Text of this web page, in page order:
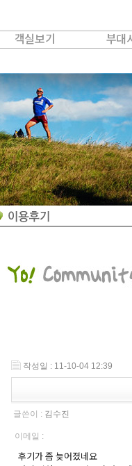
객실보기
Good!Rooms
부대
Nice!
작성일 : 11-10-04 12:39
글쓴이 : 김수진
이메일 :
후기가 좀 늦어졌네요